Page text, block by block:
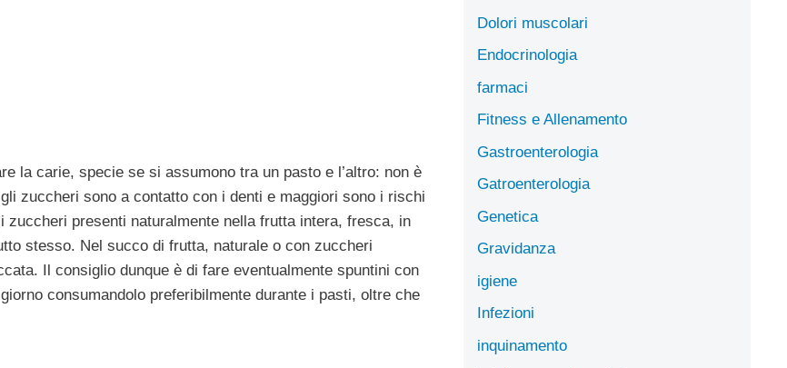
la carie, specie se si assumono tra un pasto e l’altro: non è
zuccheri sono a contatto con i denti e maggiori sono i rischi
presenti naturalmente nella frutta intera, fresca, in
stesso. Nel succo di frutta, naturale o con zuccheri
Il consiglio dunque è di fare eventualmente spuntini con
consumandolo preferibilmente durante i pasti, oltre che
Dolori muscolari
Endocrinologia
farmaci
Fitness e Allenamento
Gastroenterologia
Gatroenterologia
Genetica
Gravidanza
igiene
Infezioni
inquinamento